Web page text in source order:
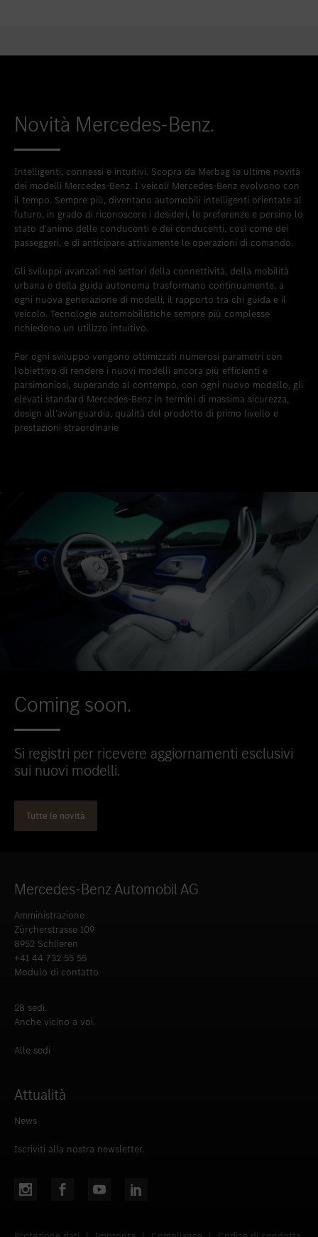
Novità Mercedes-Benz.
Intelligenti, connessi e intuitivi. Scopra da Merbag le ultime novità
dei modelli Mercedes-Benz. I veicoli Mercedes-Benz evolvono con
il tempo. Sempre più, diventano automobili intelligenti orientate al
futuro, in grado di riconoscere i desideri, le preferenze e persino lo
stato d’animo delle conducenti e dei conducenti, così come dei
passeggeri, e di anticipare attivamente le operazioni di comando.
Gli sviluppi avanzati nei settori della connettività, della mobilità
urbana e della guida autonoma trasformano continuamente, a
ogni nuova generazione di modelli, il rapporto tra chi guida e il
veicolo. Tecnologie automobilistiche sempre più complesse
richiedono un utilizzo intuitivo.
Per ogni sviluppo vengono ottimizzati numerosi parametri con
l’obiettivo di rendere i nuovi modelli ancora più efficienti e
parsimoniosi, superando al contempo, con ogni nuovo modello, gli
elevati standard Mercedes-Benz in termini di massima sicurezza,
design all’avanguardia, qualità del prodotto di primo livello e
prestazioni straordinarie
Coming soon.
Si registri per ricevere aggiornamenti esclusivi
sui nuovi modelli.
Tutte le novità
Mercedes-Benz Automobil AG
Amministrazione
Zürcherstrasse 109
8952 Schlieren
+41 44 732 55 55
Modulo di contatto
28 sedi.
Anche vicino a voi.
Alle sedi
Attualità
News
Iscriviti alla nostra newsletter.